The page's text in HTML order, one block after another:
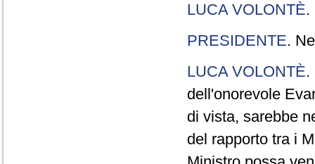
LUCA VOLONTÈ.
PRESIDENTE.
LUCA VOLONTÈ.
dell'onorevole
di vista, sarebbe
del rapporto tra i